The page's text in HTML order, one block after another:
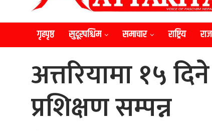
गृहपृष्ठ सुदूरपश्चिम समाचार राष्ट्रिय
अत्तरियामा १५
प्रशिक्षण सम्पन्न